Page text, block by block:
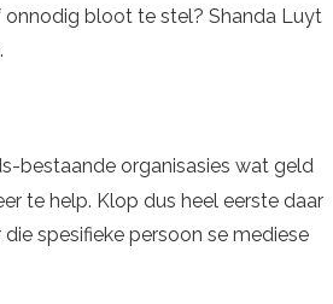
onnodig bloot te stel? Shanda Luyt
bestaande organisasies wat geld
te help. Klop dus heel eerste daar
spesifieke persoon se mediese